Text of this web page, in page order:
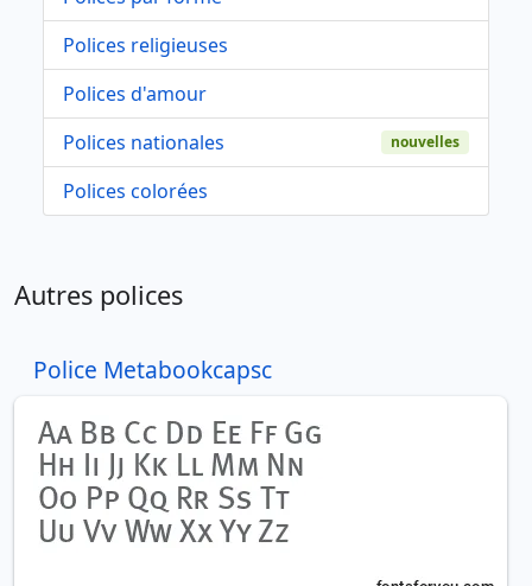
Polices religieuses
Polices d'amour
Polices nationales
nouvelles
Polices colorées
Autres polices
Police Metabookcapsc